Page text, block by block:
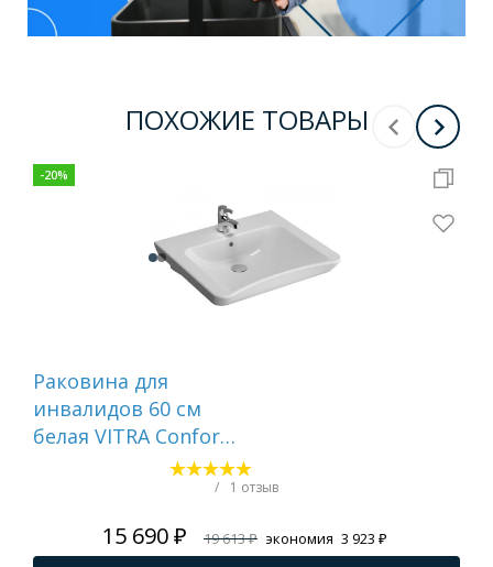
ПОХОЖИЕ ТОВАРЫ
-20%
Раковина для
инвалидов 60 см
белая VITRA Conforma
5289B003-0001
/ 1 отзыв
15 690 ₽ 19 613 ₽ экономия 3 923 ₽